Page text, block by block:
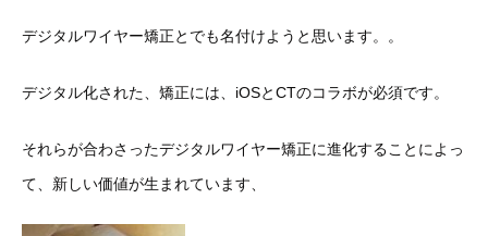
デジタルワイヤー矯正とでも名付けようと思います。。
デジタル化された、矯正には、iOSとCTのコラボが必須です。
それらが合わさったデジタルワイヤー矯正に進化することによっ
て、新しい価値が生まれています、